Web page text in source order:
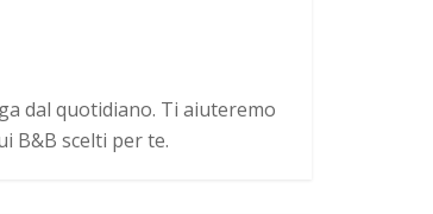
dal quotidiano. Ti aiuteremo
B&B scelti per te.